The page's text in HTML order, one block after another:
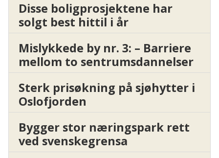
Disse boligprosjektene har
solgt best hittil i år
Mislykkede by nr. 3: – Barriere
mellom to sentrumsdannelser
Sterk prisøkning på sjøhytter i
Oslofjorden
Bygger stor næringspark rett
ved svenskegrensa